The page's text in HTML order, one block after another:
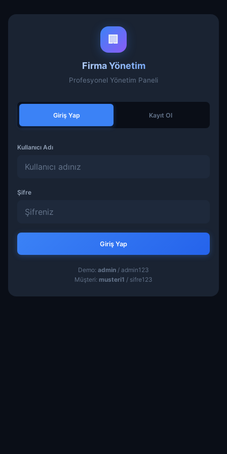
🏢
Firma Yönetim
Profesyonel Yönetim Paneli
Giriş Yap Kayıt Ol
Kullanıcı Adı
Şifre
Giriş Yap
Demo: admin / admin123
Müşteri: musteri1 / sifre123